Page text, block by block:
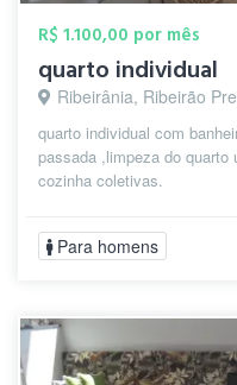
R$ 1.100,00 por mês
quarto individual
Ribeirânia, Ribeirão
quarto individual com
passada ,limpeza do
cozinha coletivas.
Para homens